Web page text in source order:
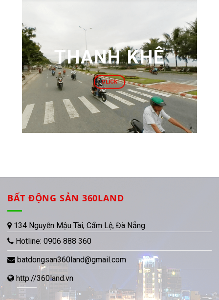
THANH KHÊ
CLICK
BẤT ĐỘNG SẢN 360LAND
134 Nguyễn Mậu Tài, Cẩm Lệ, Đà Nẵng
Hotline: 0906 888 360
batdongsan360land@gmail.com
http://360land.vn